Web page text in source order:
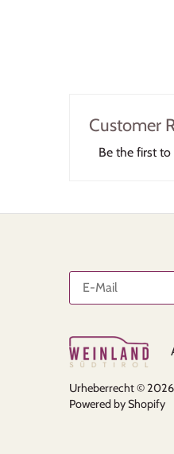
Customer
Be the first
Urheberrecht ©
Powered by Shopify